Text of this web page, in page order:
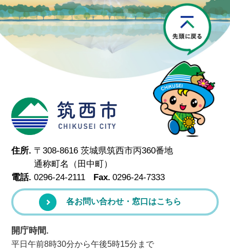
筑西市
住所. 〒308-8616 茨城県筑西市丙360番地
通称町名（田中町）
電話. 0296-24-2111 Fax. 0296-24-7333
各お問い合わせ・窓口はこちら
開庁時間.
平日午前8時30分から午後5時15分まで